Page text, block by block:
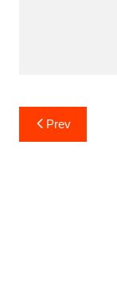
Post
navigation
Prev